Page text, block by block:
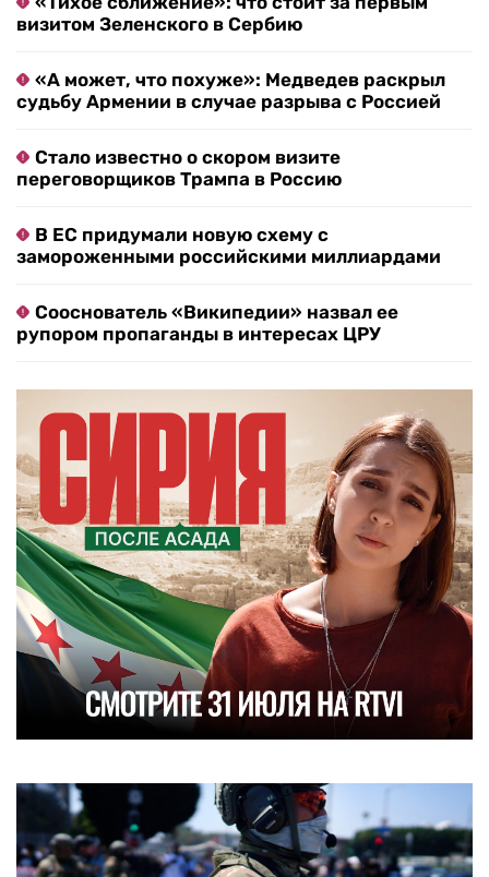
визитом Зеленского в Сербию
«А может, что похуже»: Медведев раскрыл
судьбу Армении в случае разрыва с Россией
Стало известно о скором визите
переговорщиков Трампа в Россию
В ЕС придумали новую схему с
замороженными российскими миллиардами
Сооснователь «Википедии» назвал ее
рупором пропаганды в интересах ЦРУ